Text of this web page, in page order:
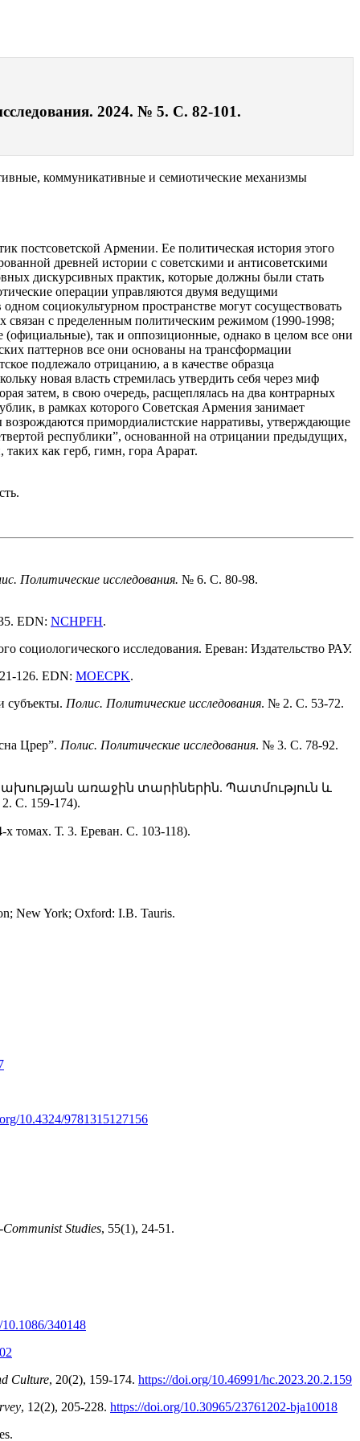
2024. № 5. С. 82-101.
коммуникативные и семиотические механизмы
постсоветской Армении. Ее политическая история этого
древней истории с советскими и антисоветскими
дискурсивных практик, которые должны были стать
операции управляются двумя ведущими
социокультурном пространстве могут сосуществовать
связан с пределенным политическим режимом (1990-1998;
так и оппозиционные, однако в целом все они
паттернов все они основаны на трансформации
подлежало отрицанию, а в качестве образца
новая власть стремилась утвердить себя через миф
затем, в свою очередь, расщеплялась на два контрарных
в рамках которого Советская Армения занимает
возрождаются примордиалистские нарративы, утверждающие
республики”, основанной на отрицании предыдущих,
как герб, гимн, гора Арарат.
Политические исследования. № 6. С. 80-98.
EDN: NCHPFH.
социологического исследования. Ереван: Издательство РАУ.
126. EDN: MOECPK.
субъекты. Полис. Политические исследования. № 2. С. 53-72.
Црер”. Полис. Политические исследования. № 3. С. 78-92.
առաջին տարիներին. Պատմություն և
С. 159-174).
Т. 3. Ереван. С. 103-118).
New York; Oxford: I.B. Tauris.
10.4324/9781315127156
Studies, 55(1), 24-51.
340148
Culture, 20(2), 159-174. https://doi.org/10.46991/hc.2023.20.2.159
, 12(2), 205-228. https://doi.org/10.30965/23761202-bja10018